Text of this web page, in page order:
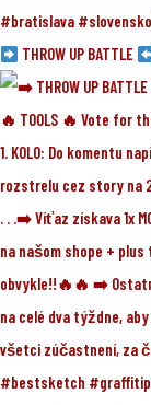
THROW UP BATTLE